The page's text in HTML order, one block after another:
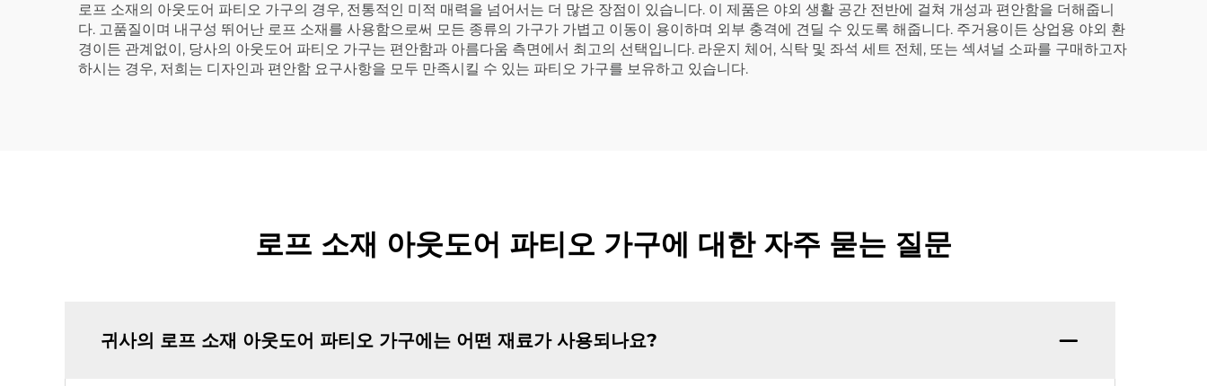
로프 소재의 아웃도어 파티오 가구의 경우, 전통적인 미적 매력을 넘어서는 더 많은 장점이 있습니다. 이 제품은 야외 생활 공간 전반에 걸쳐 개성과 편안함을 더해줍니
다. 고품질이며 내구성 뛰어난 로프 소재를 사용함으로써 모든 종류의 가구가 가볍고 이동이 용이하며 외부 충격에 견딜 수 있도록 해줍니다. 주거용이든 상업용 야외 환
경이든 관계없이, 당사의 아웃도어 파티오 가구는 편안함과 아름다움 측면에서 최고의 선택입니다. 라운지 체어, 식탁 및 좌석 세트 전체, 또는 섹셔널 소파를 구매하고자
하시는 경우, 저희는 디자인과 편안함 요구사항을 모두 만족시킬 수 있는 파티오 가구를 보유하고 있습니다.
로프 소재 아웃도어 파티오 가구에 대한 자주 묻는 질문
귀사의 로프 소재 아웃도어 파티오 가구에는 어떤 재료가 사용되나요?